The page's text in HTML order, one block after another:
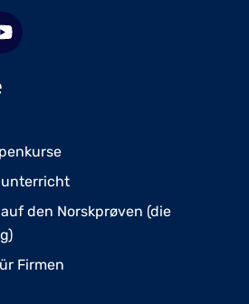
Y
o
t
e
den Norskprøven (die
Firmen